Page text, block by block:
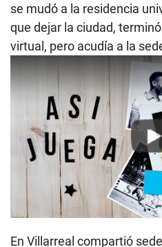
se mudó a la residencia
que dejar la ciudad,
virtual, pero acudía a la
Play
En Villarreal compartió